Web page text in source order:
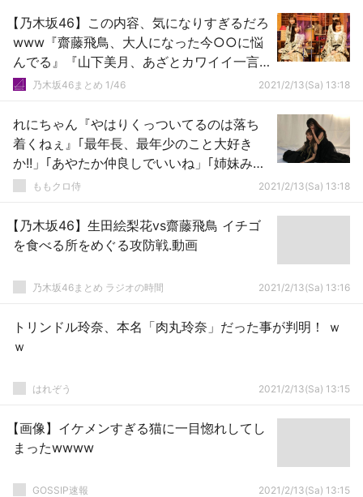
【乃木坂46】この内容、気になりすぎるだろ
www『齋藤飛鳥、大人になった今○○に悩
んでる』『山下美月、あざとカワイイ一言
でチャンカワイに一撃かまします』
乃木坂46まとめ 1/46 2021/2/13(Sa) 13:18
れにちゃん『やはりくっついてるのは落ち
着くねぇ』｢最年長、最年少のこと大好き
か!!」｢あやたか仲良しでいいね」｢姉妹みた
いだね」
ももクロ侍 2021/2/13(Sa) 13:18
【乃木坂46】生田絵梨花vs齋藤飛鳥 イチゴ
を食べる所をめぐる攻防戦.動画
乃木坂46まとめ ラジオの時間 2021/2/13(Sa) 13:16
トリンドル玲奈、本名「肉丸玲奈」だった事が判明！ ｗ
ｗ
はれぞう 2021/2/13(Sa) 13:15
【画像】イケメンすぎる猫に一目惚れしてし
まったwwww
GOSSIP速報 2021/2/13(Sa) 13:15